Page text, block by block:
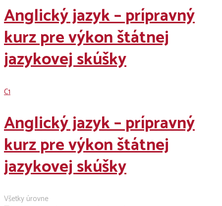
Anglický jazyk – prípravný
kurz pre výkon štátnej
jazykovej skúšky
C1
Anglický jazyk – prípravný
kurz pre výkon štátnej
jazykovej skúšky
Všetky úrovne